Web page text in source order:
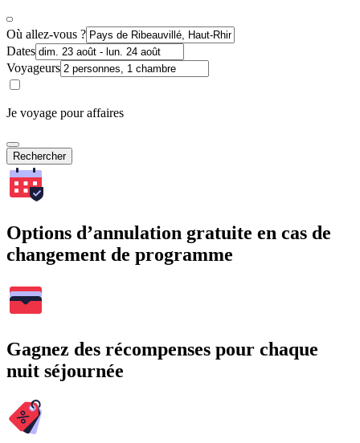
Où allez-vous ?
Dates
Voyageurs
Je voyage pour affaires
Rechercher
Options d’annulation gratuite en cas de
changement de programme
Gagnez des récompenses pour chaque
nuit séjournée